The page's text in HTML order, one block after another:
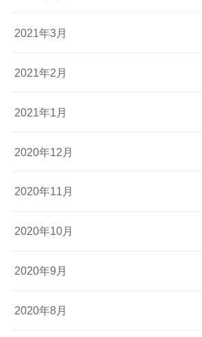
2021年3月
2021年2月
2021年1月
2020年12月
2020年11月
2020年10月
2020年9月
2020年8月